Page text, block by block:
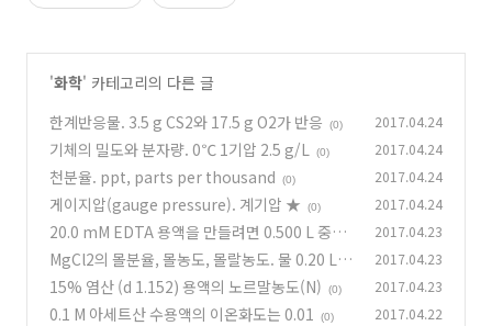
'화학' 카테고리의 다른 글
한계반응물. 3.5 g CS2와 17.5 g O2가 반응
(0) 2017.04.24
기체의 밀도와 분자량. 0℃ 1기압 2.5 g/L (0) 2017.04.24
천분율. ppt, parts per thousand (0) 2017.04.24
게이지압(gauge pressure). 계기압 ★ (0) 2017.04.24
20.0 mM EDTA 용액을 만들려면 0.500 L 중에
(0)
2017.04.23
MgCl2의 몰분율, 몰농도, 몰랄농도. 물 0.20 L에
MgCl2 22.4 g
(1)
2017.04.23
15% 염산 (d 1.152) 용액의 노르말농도(N) (0) 2017.04.23
0.1 M 아세트산 수용액의 이온화도는 0.01 (0) 2017.04.22